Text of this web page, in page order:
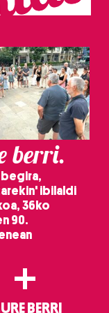
eta edukia
eta zertarako
eta beren
dira. Ikusi gure
nola egin
moduari
lehentasunak
ken dezakezu
cookie-
eta
berri.
begira,
ibilaldi
36ko
90.
+
BERRI